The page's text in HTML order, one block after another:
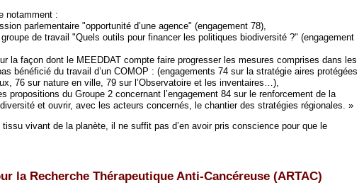
notamment :
parlementaire "opportunité d’une agence" (engagement 78),
de travail "Quels outils pour financer les politiques biodiversité ?" (engagement
la façon dont le MEEDDAT compte faire progresser les mesures comprises dans les
bénéficié du travail d’un COMOP : (engagements 74 sur la stratégie aires protégées
76 sur nature en ville, 79 sur l’Observatoire et les inventaires…),
propositions du Groupe 2 concernant l’engagement 84 sur le renforcement de la
et ouvrir, avec les acteurs concernés, le chantier des stratégies régionales. »
vivant de la planète, il ne suffit pas d’en avoir pris conscience pour que le
la Recherche Thérapeutique Anti-Cancéreuse (ARTAC)